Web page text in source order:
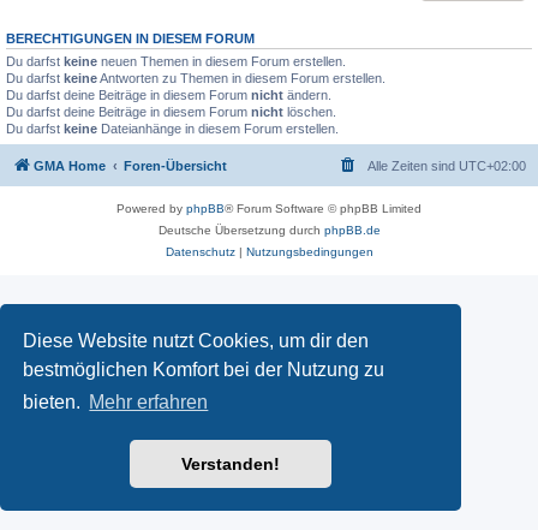
Diese Website nutzt Cookies, um dir den
bestmöglichen Komfort bei der Nutzung zu
bieten. Mehr erfahren
Verstanden!
BERECHTIGUNGEN IN DIESEM FORUM
Du darfst keine neuen Themen in diesem Forum erstellen.
Du darfst keineAntworten zu Themen in diesem Forum erstellen.
Du darfst deine Beiträge in diesem Forum nicht ändern.
Du darfst deine Beiträge in diesem Forum nicht löschen.
Du darfst keine Dateianhänge in diesem Forum erstellen.
GMA Home Foren-Übersicht Alle Zeiten sind UTC+02:00
Powered by phpBB® Forum Software © phpBB Limited
Deutsche Übersetzung durch phpBB.de
Datenschutz| Nutzungsbedingungen